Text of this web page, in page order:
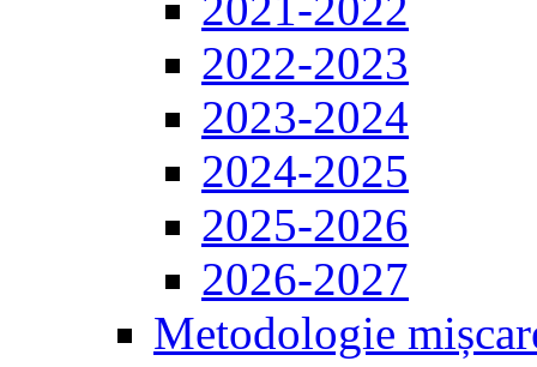
2022-2023
2023-2024
2024-2025
2025-2026
2026-2027
Metodologie